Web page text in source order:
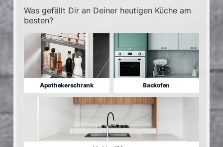
Was gefällt Dir an Deiner heutigen Küche am
besten?
Apothekerschrank Backofen